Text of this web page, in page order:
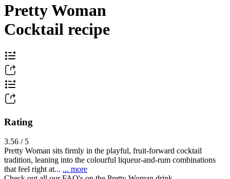
Pretty Woman
Cocktail recipe
Rating
3.56 / 5
Pretty Woman sits firmly in the playful, fruit-forward cocktail
tradition, leaning into the colourful liqueur-and-rum combinations
that feel right at... ... more